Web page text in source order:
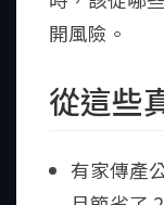
開風險。
從這些
有家傳產